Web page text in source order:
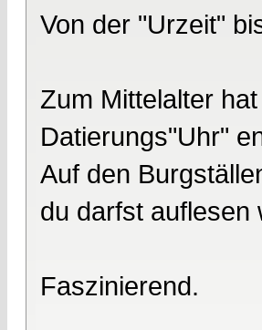
Von der "Urzeit"
Zum Mittelalter
Datierungs"Uhr"
Auf den
du darfst auflesen
Faszinierend.